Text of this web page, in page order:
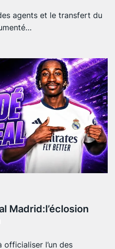
agents et le transfert du
Madrid:l’éclosion
officialiser l’un des